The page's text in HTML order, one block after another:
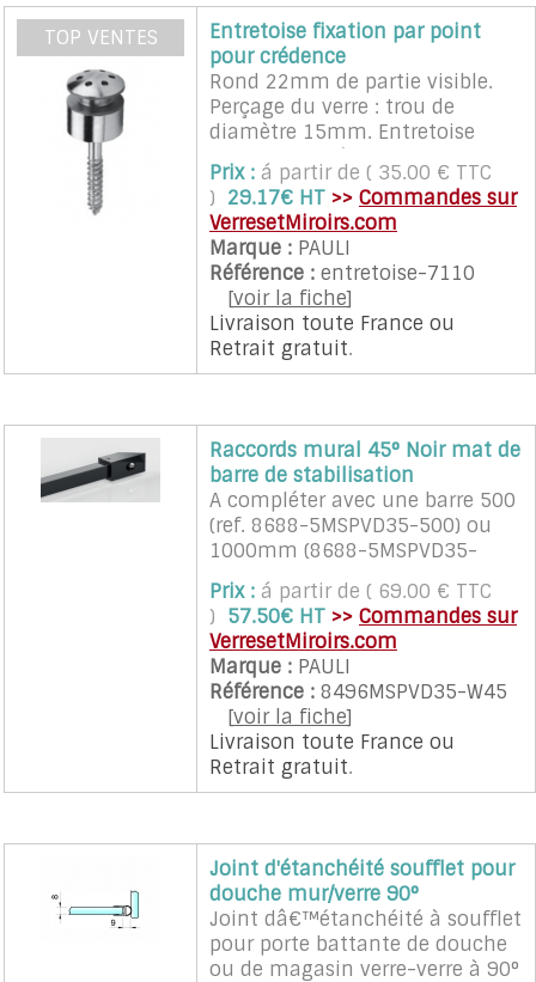
TOP VENTES
Entretoise fixation par point
pour crédence
Rond 22mm de partie visible.
Perçage du verre : trou de
diamètre 15mm. Entretoise
pour verre (crédence, plaque de
verre au mur, miroir) de 6 a
8mm d'épaisseur . Finition inox
poli brillant
Prix : á partir de ( 35.00 € TTC
) 29.17€ HT >> Commandes sur
VerresetMiroirs.com
Marque : PAULI
Référence : entretoise-7110
[voir la fiche]
Livraison toute France ou
Retrait gratuit.
Raccords mural 45° Noir mat de
barre de stabilisation
A compléter avec une barre 500
(ref. 8688-5MSPVD35-500) ou
1000mm (8688-5MSPVD35-
1000) et un embout raccord
verre (ref. 8494MSPVD35-G).
Pour verre sécurit de 6 à 10mm.
Prix : á partir de ( 69.00 € TTC
) 57.50€ HT >> Commandes sur
VerresetMiroirs.com
Marque : PAULI
Référence : 8496MSPVD35-W45
[voir la fiche]
Livraison toute France ou
Retrait gratuit.
Joint d'étanchéité soufflet pour
douche mur/verre 90°
Joint dâ€™étanchéité à soufflet
pour porte battante de douche
ou de magasin verre-verre à 90°